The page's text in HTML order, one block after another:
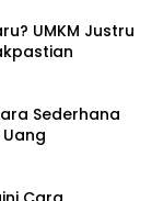
UMKM Justru
Sederhana